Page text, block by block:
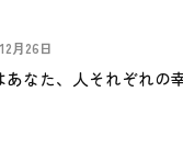
月26日
なた、人それぞれの